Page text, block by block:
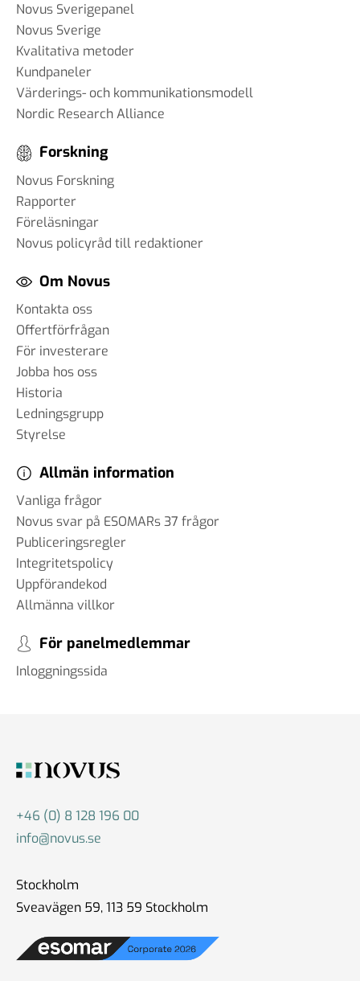
#92 - Ann-Thérese Enarsson -
aspekter som påverkar
arbetslivet för tjänstemän
#91 - Robert Kindroth - att
förebygga våldsbejakande
extremism
28 mar 2025
#90 Martin Svensson - Hur
påverkar AI samhället – och
företagsklimatet i Sverige
#88 Thomas Matsson -
medieklimatet
12 feb 2025
#87 Brit Stakston
20 dec 2024
om AI
#85 Christoph Hofinger - en
30 okt 2024
säkerhetspolitik och
18 okt 2024
Novus Sverigepanel
Novus Sverige
Kvalitativa metoder
Kundpaneler
Värderings- och kommunikationsmodell
Nordic Research Alliance
Forskning
Novus Forskning
Rapporter
Föreläsningar
Novus policyråd till redaktioner
Om Novus
Kontakta oss
Offertförfrågan
För investerare
Jobba hos oss
Historia
Ledningsgrupp
Styrelse
Allmän information
Vanliga frågor
Novus svar på ESOMARs 37 frågor
Publiceringsregler
Integritetspolicy
Uppförandekod
Allmänna villkor
För panelmedlemmar
Inloggningssida
+46 (0) 8 128 196 00
info@novus.se
Stockholm
Sveavägen 59, 113 59 Stockholm